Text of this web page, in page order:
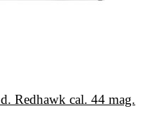
Redhawk cal. 44 mag.